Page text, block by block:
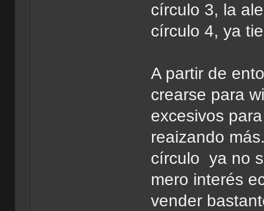
círculo 3, la
círculo 4, ya
A partir de
crearse para
excesivos
reaizando
círculo ya no
mero interés
vender